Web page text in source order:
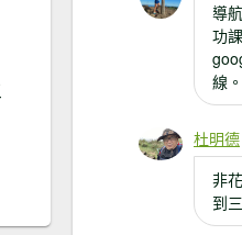
導
功
線。
杜明德
非
到